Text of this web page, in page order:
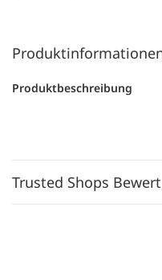
Produktbeschreibung
Trusted Shops